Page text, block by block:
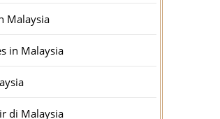
Malaysia
in Malaysia
di Malaysia